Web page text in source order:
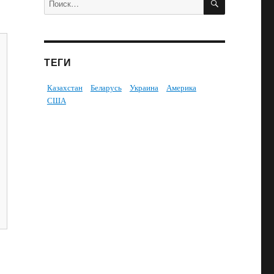
ТЕГИ
Казахстан Беларусь Украина
Америка
США